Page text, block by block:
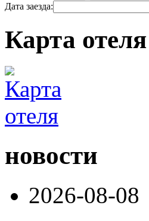
Дата заезда:
Карта отеля
новости
2026-08-08